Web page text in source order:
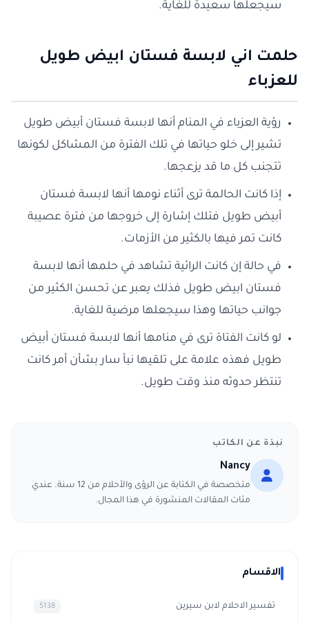
سيجعلها سعيدة للغاية.
حلمت اني لابسة فستان ابيض طويل
للعزباء
رؤية العزباء في المنام أنها لابسة فستان أبيض طويل
تشير إلى خلو حياتها في تلك الفترة من المشاكل لكونها
تتجنب كل ما قد يزعجها.
إذا كانت الحالمة ترى أثناء نومها أنها لابسة فستان
أبيض طويل فتلك إشارة إلى خروجها من فترة عصيبة
كانت تمر فيها بالكثير من الأزمات.
في حالة إن كانت الرائية تشاهد في حلمها أنها لابسة
فستان ابيض طويل فذلك يعبر عن تحسن الكثير من
جوانب حياتها وهذا سيجعلها مرضية للغاية.
لو كانت الفتاة ترى في منامها أنها لابسة فستان أبيض
طويل فهذه علامة على تلقيها نبأ سار بشأن أمر كانت
تنتظر حدوثه منذ وقت طويل.
نبذة عن الكاتب
Nancy
متخصصة في الكتابة عن الرؤى والأحلام من 12 سنة. عندي
مئات المقالات المنشورة في هذا المجال.
الاقسام
تفسير الاحلام لابن سيرين 5138